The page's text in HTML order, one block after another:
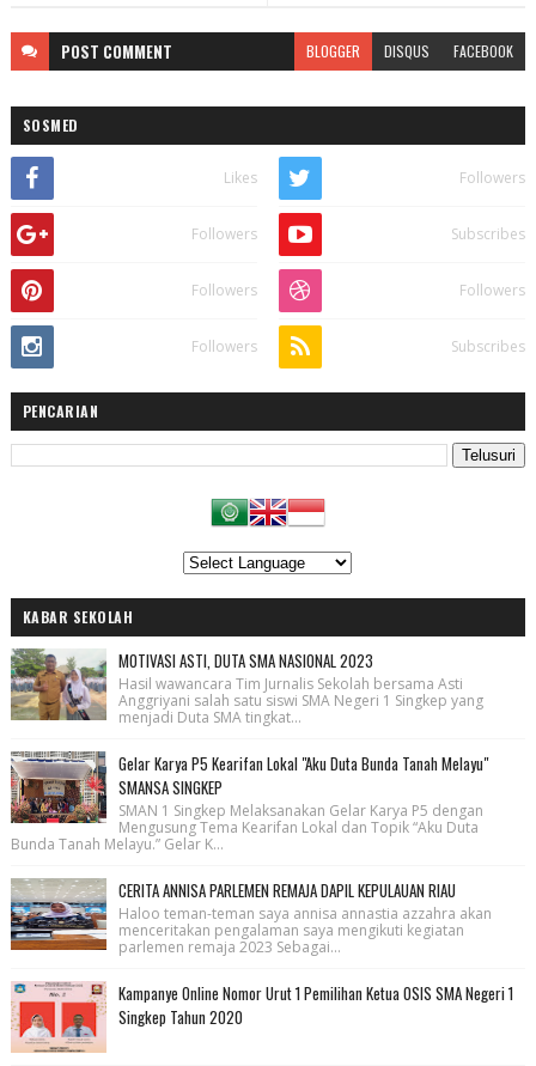
POST COMMENT BLOGGER DISQUS FACEBOOK
SOSMED
Likes Followers
Followers Subscribes
Followers Followers
Followers Subscribes
PENCARIAN
KABAR SEKOLAH
MOTIVASI ASTI, DUTA SMA NASIONAL 2023
Hasil wawancara Tim Jurnalis Sekolah bersama Asti
Anggriyani salah satu siswi SMA Negeri 1 Singkep yang
menjadi Duta SMA tingkat...
Gelar Karya P5 Kearifan Lokal "Aku Duta Bunda Tanah Melayu"
SMANSA SINGKEP
SMAN 1 Singkep Melaksanakan Gelar Karya P5 dengan
Mengusung Tema Kearifan Lokal dan Topik “Aku Duta
Bunda Tanah Melayu.” Gelar K...
CERITA ANNISA PARLEMEN REMAJA DAPIL KEPULAUAN RIAU
Haloo teman-teman saya annisa annastia azzahra akan
menceritakan pengalaman saya mengikuti kegiatan
parlemen remaja 2023 Sebagai...
Kampanye Online Nomor Urut 1 Pemilihan Ketua OSIS SMA Negeri 1
Singkep Tahun 2020